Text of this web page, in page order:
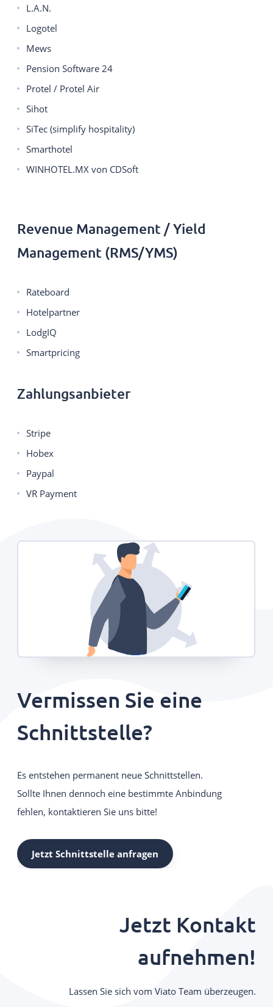
L.A.N.
Logotel
Mews
Pension Software 24
Protel / Protel Air
Sihot
SiTec (simplify hospitality)
Smarthotel
WINHOTEL.MX von CDSoft
Revenue Management / Yield
Management (RMS/YMS)
Rateboard
Hotelpartner
LodgIQ
Smartpricing
Zahlungsanbieter
Stripe
Hobex
Paypal
VR Payment
Vermissen Sie eine
Schnittstelle?
Es entstehen permanent neue Schnittstellen.
Sollte Ihnen dennoch eine bestimmte Anbindung
fehlen, kontaktieren Sie uns bitte!
Jetzt Schnittstelle anfragen
Jetzt Kontakt
aufnehmen!
Lassen Sie sich vom Viato Team überzeugen.